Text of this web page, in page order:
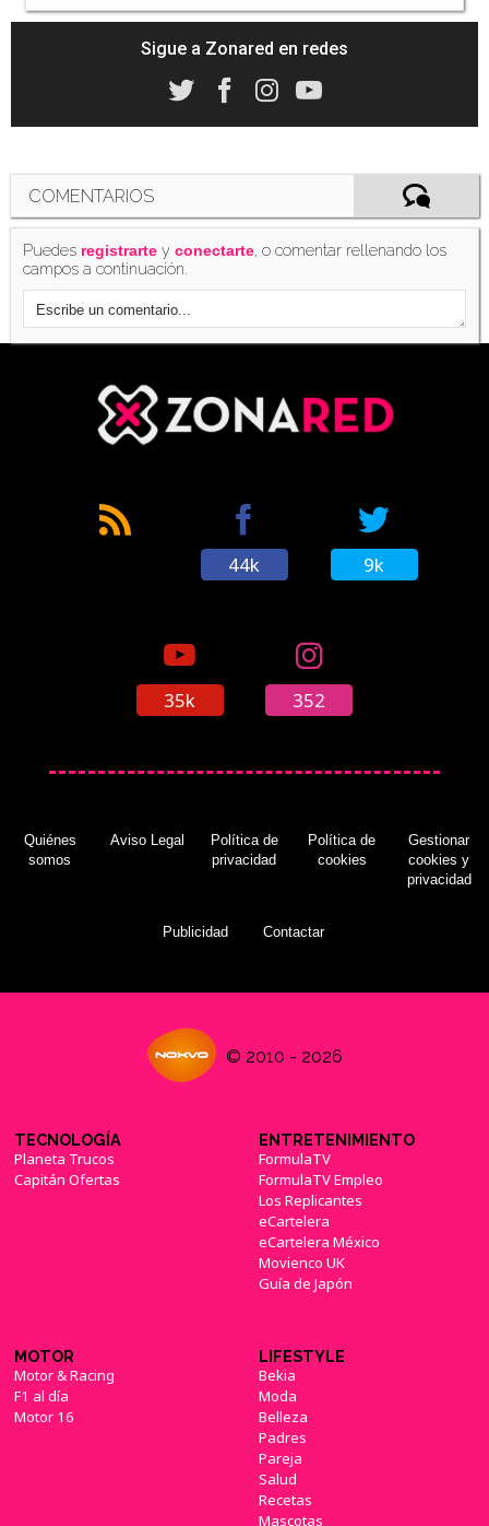
Sigue a Zonared en redes
COMENTARIOS
Puedes registrarte yconectarte, o comentar rellenando los
campos a continuación.
44k 9k
35k 352
Quiénes
somos
Aviso Legal
Política de
privacidad
Política de
cookies
Gestionar
cookies y
privacidad
Publicidad Contactar
© 2010 - 2026
TECNOLOGÍA
Planeta Trucos
Capitán Ofertas
ENTRETENIMIENTO
FormulaTV
FormulaTV Empleo
Los Replicantes
eCartelera
eCartelera México
Movienco UK
Guía de Japón
MOTOR
Motor & Racing
F1 al día
Motor 16
LIFESTYLE
Bekia
Moda
Belleza
Padres
Pareja
Salud
Recetas
Mascotas